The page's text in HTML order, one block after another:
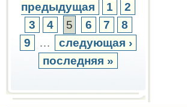
предыдущая
1
2
3
4 5 6 7
8
9
…
следующая ›
последняя »